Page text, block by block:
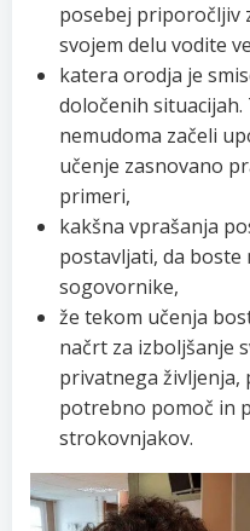
posebej priporočljiv
svojem delu vodite
katera orodja je
določenih
nemudoma začeli
učenje zasnovano
primeri,
kakšna vprašanja
postavljati, da boste
sogovornike,
že tekom učenja
načrt za izboljšanje
privatnega življenja,
potrebno pomoč in
strokovnjakov.